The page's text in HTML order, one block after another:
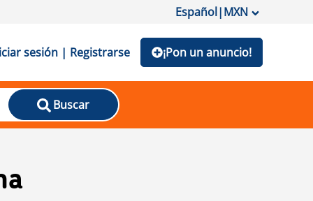
Español|MXN
sesión | Registrarse ¡Pon un anuncio!
Buscar